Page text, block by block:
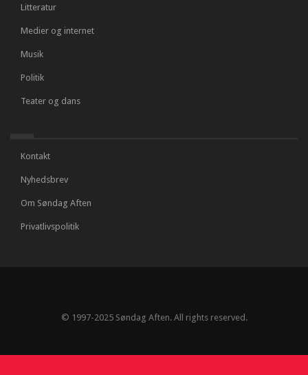
Litteratur
Medier og internet
Musik
Politik
Teater og dans
Kontakt
Nyhedsbrev
Om Søndag Aften
Privatlivspolitik
© 1997-2025 Søndag Aften. All rights reserved.